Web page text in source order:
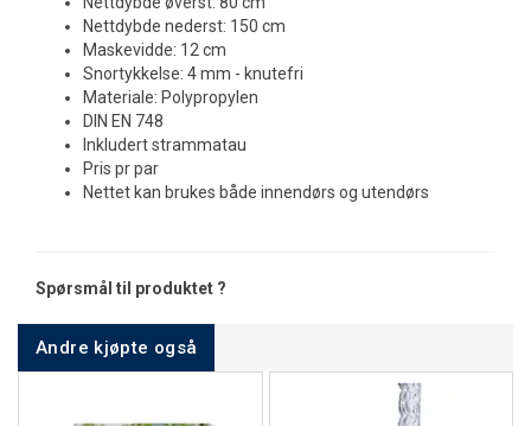
Nettdybde nederst: 150 cm
Maskevidde: 12 cm
Snortykkelse: 4 mm - knutefri
Materiale: Polypropylen
DIN EN 748
Inkludert strammatau
Pris pr par
Nettet kan brukes både innendørs og utendørs
Spørsmål til produktet ?
Andre kjøpte også